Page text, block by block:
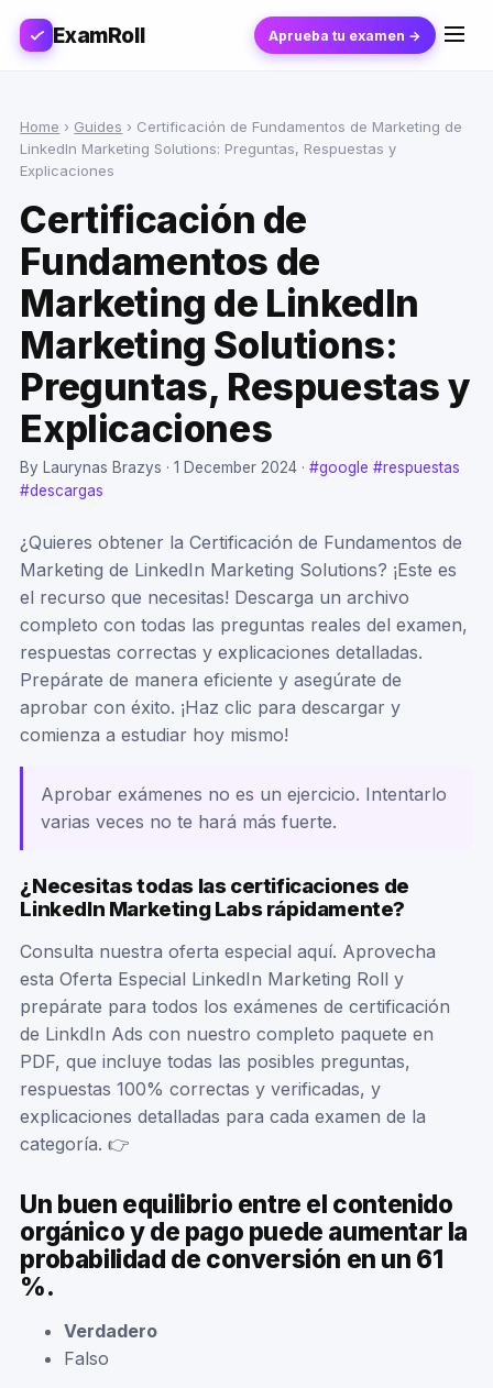
ExamRoll Aprueba tu examen →
Home › Guides › Certificación de Fundamentos de Marketing de
LinkedIn Marketing Solutions: Preguntas, Respuestas y
Explicaciones
Certificación de
Fundamentos de
Marketing de LinkedIn
Marketing Solutions:
Preguntas, Respuestas y
Explicaciones
By Laurynas Brazys ·1 December 2024 ·#google #respuestas
#descargas
¿Quieres obtener la Certificación de Fundamentos de
Marketing de LinkedIn Marketing Solutions? ¡Este es
el recurso que necesitas! Descarga un archivo
completo con todas las preguntas reales del examen,
respuestas correctas y explicaciones detalladas.
Prepárate de manera eficiente y asegúrate de
aprobar con éxito. ¡Haz clic para descargar y
comienza a estudiar hoy mismo!
Aprobar exámenes no es un ejercicio. Intentarlo
varias veces no te hará más fuerte.
¿Necesitas todas las certificaciones de
LinkedIn Marketing Labs rápidamente?
Consulta nuestra oferta especial aquí. Aprovecha
esta Oferta Especial LinkedIn Marketing Roll y
prepárate para todos los exámenes de certificación
de LinkdIn Ads con nuestro completo paquete en
PDF, que incluye todas las posibles preguntas,
respuestas 100% correctas y verificadas, y
explicaciones detalladas para cada examen de la
categoría. 👉
Un buen equilibrio entre el contenido
orgánico y de pago puede aumentar la
probabilidad de conversión en un 61
%.
Verdadero
Falso